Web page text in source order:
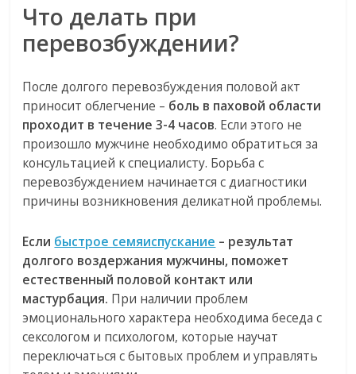
Что делать при
перевозбуждении?
После долгого перевозбуждения половой акт
приносит облегчение – боль в паховой области
проходит в течение 3-4 часов. Если этого не
произошло мужчине необходимо обратиться за
консультацией к специалисту. Борьба с
перевозбуждением начинается с диагностики
причины возникновения деликатной проблемы.
Если быстрое семяиспускание – результат
долгого воздержания мужчины, поможет
естественный половой контакт или
мастурбация. При наличии проблем
эмоционального характера необходима беседа с
сексологом и психологом, которые научат
переключаться с бытовых проблем и управлять